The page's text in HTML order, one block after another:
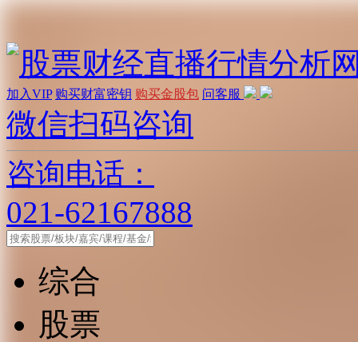
加入VIP 购买财富密钥 购买金股包 问客服
微信扫码咨询
咨询电话：
021-62167888
综合
股票